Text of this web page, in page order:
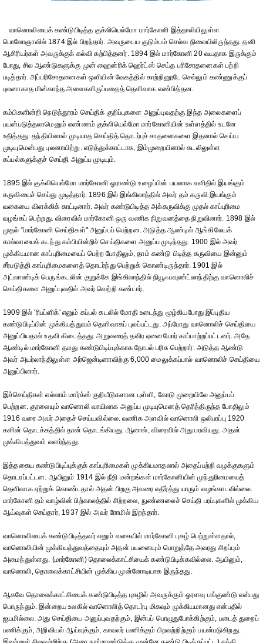
வானொலியைக் கண்டுபிடித்த குக்லியெல்மோ மார்கோனி இத்தாலியிலுள்ள
பொலோஞாவில் 1874 இல் பிறந்தார். அவருடைய குடும்பம் செல்வ நிலையிலிருந்தது. தனி
ஆசிரியர்கள் அவருக்குக் கல்வி கற்பித்தனர். 1894 இல் மார்கோனி 20 வயதாக இருக்கும்
போது, சில ஆண்டுகளுக்கு முன் ஹைன்ரிக் ஹெர்ட்ஸ் செய்த பரிசோதனைகள் பற்றி
படித்தார். அப்பரிசோதனைகள் ஒளியின் வேகத்தில் காற்றினூடே செல்லும் கண்ணுக்குப்
புலனாகாத மின்காந்த அலைகளிருப்பதைத் தெளிவாக எண்பித்தன.
கம்பிகளின்றி நெடுந்தூரம் செய்திக் குறிப்புகளை அனுப்புவதற்கு இந்த அலைகளைப்
பயன்படுத்தலாமெனும் எண்ணம் குக்லியெல்மோ மார்கோனியின் உள்ளத்தில் உடனே
உதித்தது. தந்தியினால் முடியாத செய்தித் தொடர்புச் சாதனைகளை இதனால் செய்ய
முடியுமென்பது புலனாயிற்று. எடுத்துக்காட்டாக, இம்முறையினால் கடலிலுள்ள
கப்பல்களுக்குச் செய்தி அனுப்ப முடியும்.
1895 இல் குக்லியெல்மோ மார்கோனி ஓராண்டு உழைப்பின் பயனாக எளிதில் இயங்கும்
கருவியைச் செய்து முடித்தார். 1896 இல் இங்கிலாந்தில் அவர் தம் கருவி இயங்கும்
வகையை விளக்கிக் காட்டினார். அவர் கண்டுபிடித்த அக்கருவிக்கு முதல் காப்புரிமை
வழங்கப் பெற்றது. விரைவில் மார்கோனி ஒரு வணிக நிறுவனத்தை நிறுவினார். 1898 இல்
முதல் "மார்கோனி செய்திகள்" அனுப்பப் பெற்றன. அடுத்த ஆண்டில் ஆங்கிலேயக்
கால்வாயைக் கடந்து கம்பியின்றிச் செய்திகளை அனுப்ப முடிந்தது. 1900 இல் அவர்
முக்கியமான காப்புரிமையைப் பெற்ற போதிலும், தாம் கண்டு பிடித்த கருவியை இன்னும்
சீர்படுத்தி காப்புரிமைகளைத் தொடர்ந்து பெற்றுக் கொண்டிருந்தார். 1901 இல்
அட்லாண்டிக் பெருங்கடலின் குறுக்கே இங்கிலாந்தில் நியூஃபவுண்ட்லாந்திற்கு வானொலிச்
செய்திகளை அனுப்புவதில் அவர் வெற்றி கண்டார்.
1909 இல் 'ரிபப்ளிக்' எனும் கப்பல் கடலில் மோதி உடைந்து மூழ்கியபோது இப்புதிய
கண்டுபிடிப்பின் முக்கியத்துவம் தெளிவாகப் புலப்பட்டது. அப்போது வானொலிச் செய்தியை
அனுப்பியதால் உதவி கிடைத்தது. அறுவரைத் தவிர ஏனையோர் காப்பாற்றப்பட்டனர். அதே
ஆண்டில் மார்கோனி தமது கண்டுபிடிப்புக்காக நோபல் பரிசு பெற்றார். அடுத்த ஆண்டு
அவர் அயர்லாந்திலுள்ள அர்ஜென்டினாவிற்கு 6,000 மைலுக்கப்பால் வானொலிச் செய்தியை
அனுப்பினார்.
இச்செய்திகள் எல்லாம் மார்க்ஸ் குறியீடுகளான புள்ளி, கோடு முறையிலே அனுப்பப்
பெற்றன. குரலையும் வானொலி வாயிலாக அனுப்ப முடியுமெனத் தெரிந்திருந்த போதிலும்
1916 வரை அவர் அதைச் செய்யவில்லை. வணிக அளவில் வானொலி ஒலிபரப்பு 1920
களின் தொடக்கத்தில் தான் தொடங்கியது. ஆனால், விரைவில் அது பரவியது. அதன்
முக்கியத்துவம் வளர்ந்தது.
இத்தகைய கண்டுபிடிப்புக்குக் காப்புரிமைகள் முக்கியமாதலால் அதைப்பற்றி வழக்குகளும்
தொடரப்பட்டன. ஆயினும் 1914 இல் நீதி மன்றங்கள் மார்கோனியின் முந்துரிமையைத்
தெளிவாக ஏற்றுக் கொண்டதால் அதன் பிறகு அவரை எதிர்த்து யாரும் வழங்காடவில்லை.
மார்கோனி தம் வாழ்வின் பிற்காலத்தில் சிற்றலை, நுண்ணலைச் செய்தி பரப்புகளில் முக்கிய
ஆய்வுகள் செய்தார், 1937 இல் அவர் ரோமில் இறந்தார்.
வானொலியைக் கண்டுபிடித்தவர் எனும் வகையில் மார்கோனி புகழ் பெற்றுள்ளதால்,
வானொலியின் முக்கியத்துவத்தையும் அதன் பயனையும் பொறுத்தே அவரது சிறப்பும்
அமைந்துள்ளது. (மார்கோனி) தொலைக்காட்சியைக் கண்டுபிடிக்கவில்லை. ஆயினும்,
வானொலி, தொலைக்காட்சியின் முக்கிய முன்னோடியாக இருந்தது.
ஆகவே தொலைக்காட்சியைக் கண்டுபிடித்த புகழில் அவருக்கும் ஓரளவு பங்குண்டு என்பது
பொருந்தும். இன்றைய உலகில் வானொலித் தொடர்பு மிகவும் முக்கியமானது என்பதில்
ஐயமில்லை. அது செய்தியை அனுப்புவதற்கும், இன்பப் பொழுதுபோக்கிற்கும், படைத் துறைப்
பணிக்கும், அறிவியல் ஆய்வுக்கும், காவலர் பணிக்கும் பிறவற்றிற்கும் பயன்படுகிறது.